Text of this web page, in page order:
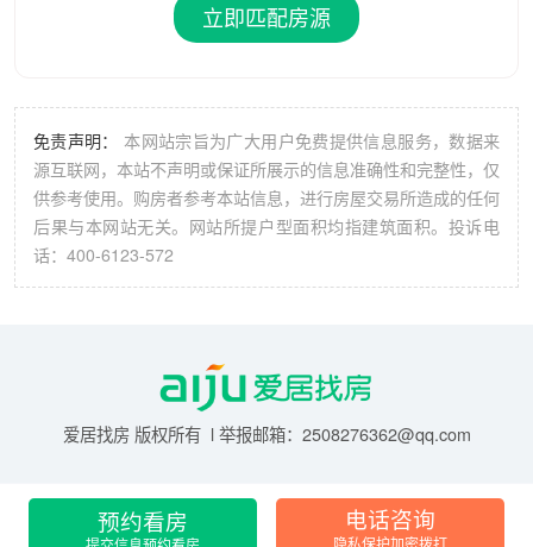
立即匹配房源
免责声明：
本网站宗旨为广大用户免费提供信息服务，数据来
源互联网，本站不声明或保证所展示的信息准确性和完整性，仅
供参考使用。购房者参考本站信息，进行房屋交易所造成的任何
后果与本网站无关。网站所提户型面积均指建筑面积。投诉电
话：400-6123-572
爱居找房 版权所有 l 举报邮箱：2508276362@qq.com
预约看房 电话咨询